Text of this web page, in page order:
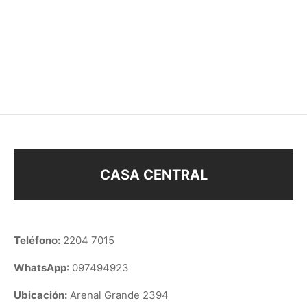
CASA CENTRAL
Teléfono: 2204 7015
WhatsApp: 097494923
Ubicación: Arenal Grande 2394